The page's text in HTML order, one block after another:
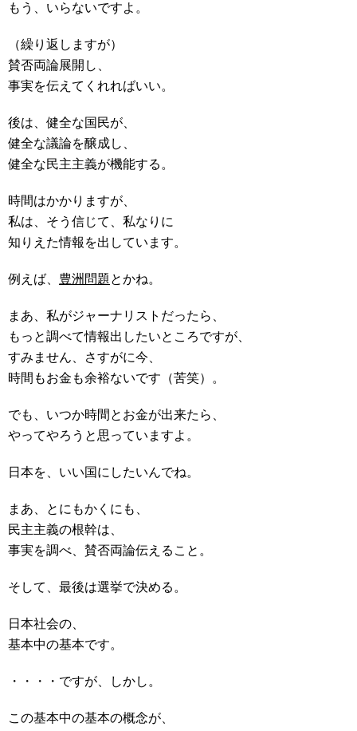
もう、いらないですよ。
（繰り返しますが）
賛否両論展開し、
事実を伝えてくれればいい。
後は、健全な国民が、
健全な議論を醸成し、
健全な民主主義が機能する。
時間はかかりますが、
私は、そう信じて、私なりに
知りえた情報を出しています。
例えば、 豊洲問題 とかね。
まあ、私がジャーナリストだったら、
もっと調べて情報出したいところですが、
すみません、さすがに今、
時間もお金も余裕ないです（苦笑）。
でも、いつか時間とお金が出来たら、
やってやろうと思っていますよ。
日本を、いい国にしたいんでね。
まあ、とにもかくにも、
民主主義の根幹は、
事実を調べ、賛否両論伝えること。
そして、最後は選挙で決める。
日本社会の、
基本中の基本です。
・・・・ですが、しかし。
この基本中の基本の概念が、